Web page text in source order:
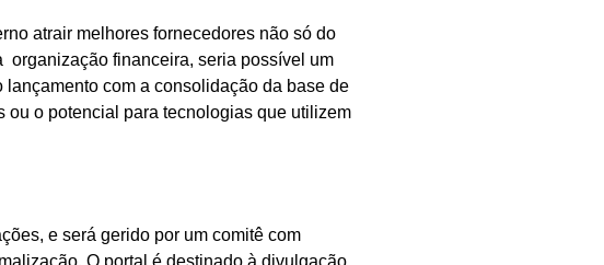
atrair melhores fornecedores não só do
organização financeira, seria possível um
com a consolidação da base de
ou o potencial para tecnologias que utilizem
e será gerido por um comitê com
O portal é destinado à divulgação